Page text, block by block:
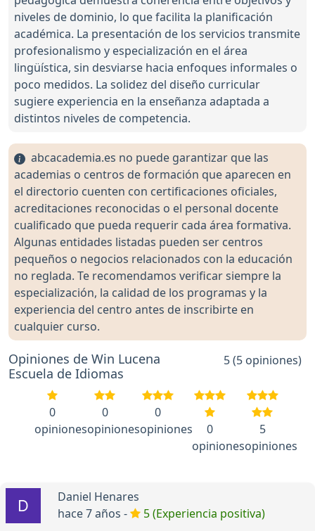
niveles de dominio, lo que facilita la planificación
académica. La presentación de los servicios transmite
profesionalismo y especialización en el área
lingüística, sin desviarse hacia enfoques informales o
poco medidos. La solidez del diseño curricular
sugiere experiencia en la enseñanza adaptada a
distintos niveles de competencia.
abcacademia.es no puede garantizar que las
academias o centros de formación que aparecen en
el directorio cuenten con certificaciones oficiales,
acreditaciones reconocidas o el personal docente
cualificado que pueda requerir cada área formativa.
Algunas entidades listadas pueden ser centros
pequeños o negocios relacionados con la educación
no reglada. Te recomendamos verificar siempre la
especialización, la calidad de los programas y la
experiencia del centro antes de inscribirte en
cualquier curso.
Opiniones de Win Lucena
Escuela de Idiomas
5 (5 opiniones)
0
opiniones
0
opiniones
0
opiniones
0
opiniones
5
opiniones
Daniel Henares
hace 7 años -
5 (Experiencia positiva)